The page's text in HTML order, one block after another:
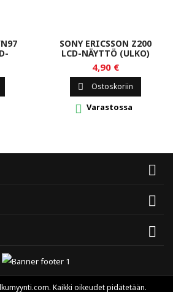
SONY ERICSSON Z200
LCD-NÄYTTÖ (ULKO)
4,90 €
 Ostoskoriin
 Varastossa



Kaikki oikeudet pidätetään.